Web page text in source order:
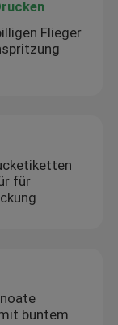
Flieger
für
buntem